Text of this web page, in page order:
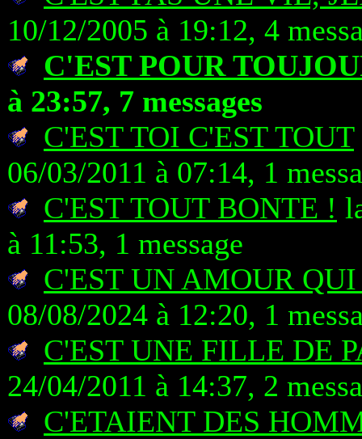
10/12/2005 à 19:12, 4
C'EST POUR
à 23:57, 7 messages
C'EST TOI C'EST TOUT
06/03/2011 à 07:14, 1
C'EST TOUT BONTE !
à 11:53, 1 message
C'EST UN AMOUR QUI
08/08/2024 à 12:20, 1
C'EST UNE FILLE DE
24/04/2011 à 14:37, 2
C'ETAIENT DES